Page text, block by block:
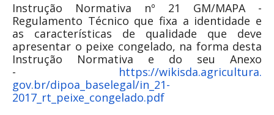
Instrução Normativa nº 21 GM/MAPA -
Regulamento Técnico que fixa a identidade e
as características de qualidade que deve
apresentar o peixe congelado, na forma desta
Instrução Normativa e do seu Anexo
- https://wikisda.agricultura.
gov.br/dipoa_baselegal/in_21-
2017_rt_peixe_congelado.pdf